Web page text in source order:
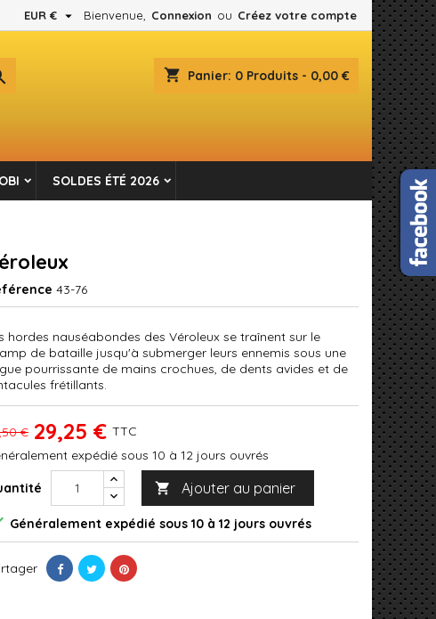
Bienvenue, Connexion ou Créez votre compte
EUR € 
shopping_cart Panier: 0 Produits - 0,00 €
SOLDES ÉTÉ 2026
43-76
hordes nauséabondes des Véroleux se traînent sur le
de bataille jusqu'à submerger leurs ennemis sous une
pourrissante de mains crochues, de dents avides et de
frétillants.
€ 29,25 € TTC
expédié sous 10 à 12 jours ouvrés
 Ajouter au panier
Généralement expédié sous 10 à 12 jours ouvrés